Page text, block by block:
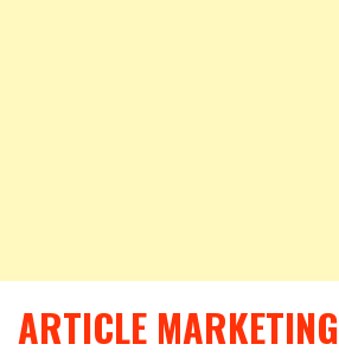
ARTICLE MARKETING